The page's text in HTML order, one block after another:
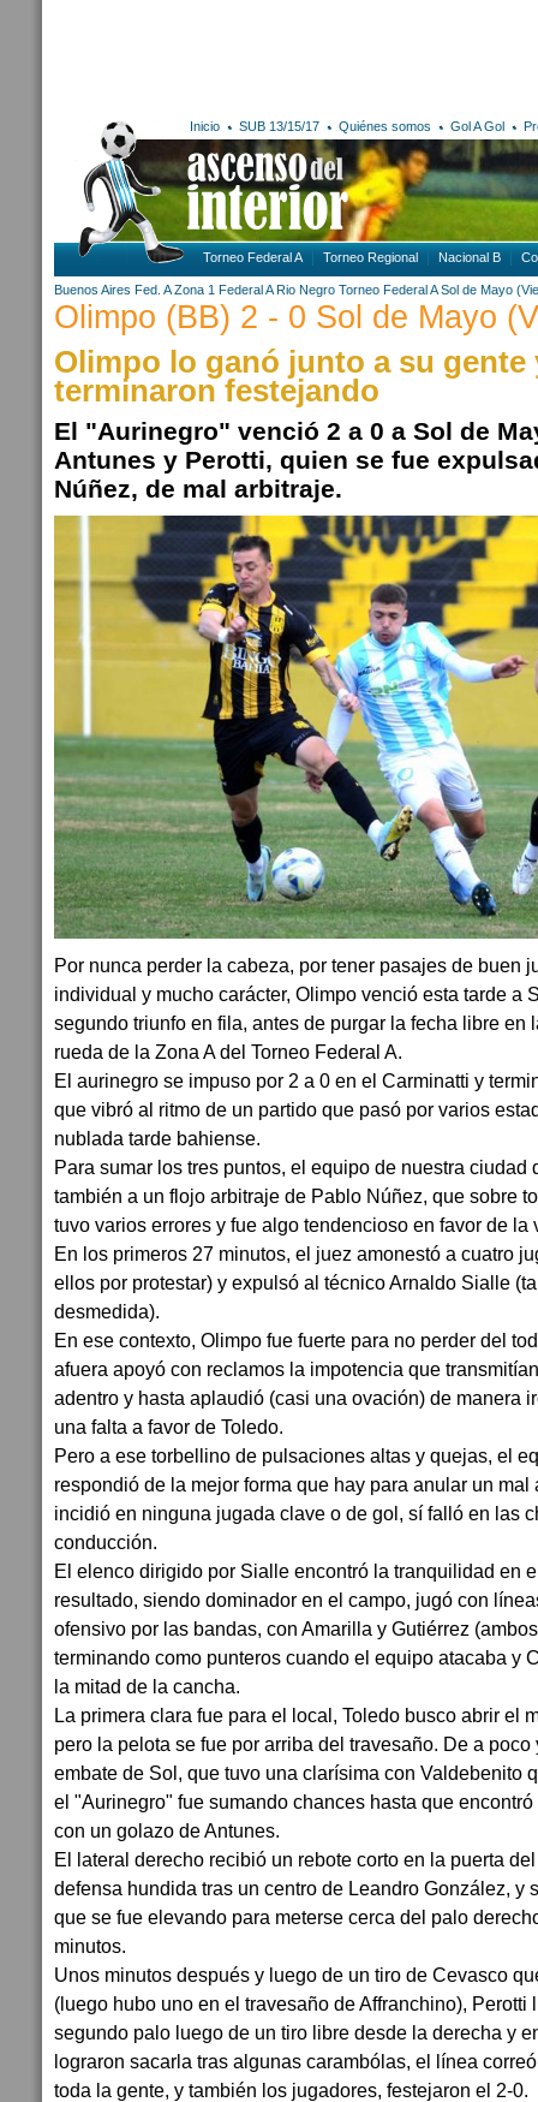
Inicio SUB 13/15/17 Quiénes somos Gol A Gol
Torneo Federal A Torneo Regional Nacional B
Buenos Aires Fed. A Zona 1 Federal A Rio Negro Torneo Federal A Sol de Mayo
Olimpo (BB) 2 - 0 Sol de Mayo
Olimpo lo ganó junto a su gente
terminaron festejando
El "Aurinegro" venció 2 a 0 a Sol de
Antunes y Perotti, quien se fue
Núñez, de mal arbitraje.
Por nunca perder la cabeza, por tener pasajes de buen
individual y mucho carácter, Olimpo venció esta tarde a
segundo triunfo en fila, antes de purgar la fecha libre en
rueda de la Zona A del Torneo Federal A.
El aurinegro se impuso por 2 a 0 en el Carminatti y
que vibró al ritmo de un partido que pasó por varios
nublada tarde bahiense.
Para sumar los tres puntos, el equipo de nuestra ciudad
también a un flojo arbitraje de Pablo Núñez, que sobre
tuvo varios errores y fue algo tendencioso en favor de la
En los primeros 27 minutos, el juez amonestó a cuatro
ellos por protestar) y expulsó al técnico Arnaldo Sialle
desmedida).
En ese contexto, Olimpo fue fuerte para no perder del
afuera apoyó con reclamos la impotencia que
adentro y hasta aplaudió (casi una ovación) de manera
una falta a favor de Toledo.
Pero a ese torbellino de pulsaciones altas y quejas, el
respondió de la mejor forma que hay para anular un
incidió en ninguna jugada clave o de gol, sí falló en las
conducción.
El elenco dirigido por Sialle encontró la tranquilidad en
resultado, siendo dominador en el campo, jugó con
ofensivo por las bandas, con Amarilla y Gutiérrez
terminando como punteros cuando el equipo atacaba y
la mitad de la cancha.
La primera clara fue para el local, Toledo busco abrir el
pero la pelota se fue por arriba del travesaño. De a
embate de Sol, que tuvo una clarísima con Valdebenito
el "Aurinegro" fue sumando chances hasta que
con un golazo de Antunes.
El lateral derecho recibió un rebote corto en la puerta
defensa hundida tras un centro de Leandro González, y
que se fue elevando para meterse cerca del palo
minutos.
Unos minutos después y luego de un tiro de Cevasco
(luego hubo uno en el travesaño de Affranchino), Perotti
segundo palo luego de un tiro libre desde la derecha y
lograron sacarla tras algunas carambólas, el línea
toda la gente, y también los jugadores, festejaron el 2-0.